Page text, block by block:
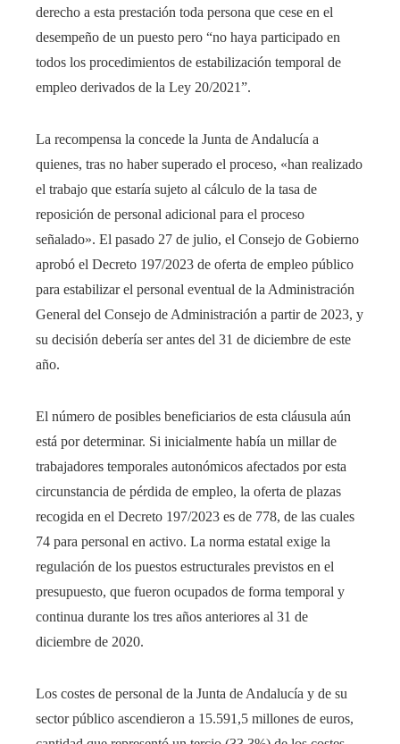
derecho a esta prestación toda persona que cese en el
desempeño de un puesto pero “no haya participado en
todos los procedimientos de estabilización temporal de
empleo derivados de la Ley 20/2021”.
La recompensa la concede la Junta de Andalucía a
quienes, tras no haber superado el proceso, «han realizado
el trabajo que estaría sujeto al cálculo de la tasa de
reposición de personal adicional para el proceso
señalado». El pasado 27 de julio, el Consejo de Gobierno
aprobó el Decreto 197/2023 de oferta de empleo público
para estabilizar el personal eventual de la Administración
General del Consejo de Administración a partir de 2023, y
su decisión debería ser antes del 31 de diciembre de este
año.
El número de posibles beneficiarios de esta cláusula aún
está por determinar. Si inicialmente había un millar de
trabajadores temporales autonómicos afectados por esta
circunstancia de pérdida de empleo, la oferta de plazas
recogida en el Decreto 197/2023 es de 778, de las cuales
74 para personal en activo. La norma estatal exige la
regulación de los puestos estructurales previstos en el
presupuesto, que fueron ocupados de forma temporal y
continua durante los tres años anteriores al 31 de
diciembre de 2020.
Los costes de personal de la Junta de Andalucía y de su
sector público ascendieron a 15.591,5 millones de euros,